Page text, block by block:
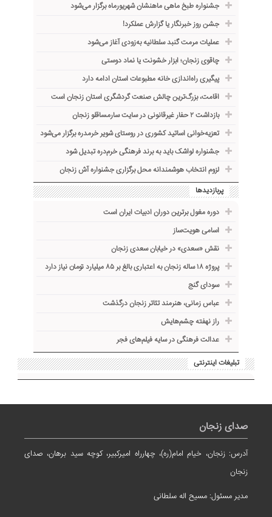
جشنواره طبخ ماهی ماهنشان شهریورماه برگزار می‌شود
جشن روز خبرنگار یا گزارش عملکرد!
عملیات مرمت گنبد سلطانیه به‌زودی آغاز می‌شود
چاقوی زنجان؛ ابزار خشونت یا نماد دوستی
پیگیری راه‌اندازی خانه مطبوعات استان ادامه دارد
اقامت، بزرگ‌ترین چالش صنعت گردشگری استان زنجان است
بازداشت ۲ حفار غیرقانونی در سایت سارمساقلو زنجان
تعزیه‌خوانی اساتید کشوری در روستای شویر خرمدره برگزار می‌شود
جشنواره لواشک باید به برند فرهنگی خرم‌دره تبدیل شود
لزوم انتخاب هوشمندانه محل برگزاری جشنواره آش زنجان
پربازدیدها
دوره مغول برترین دوران ادبیات ایران است
اسامی هویت‌ساز
نقش «سعدی» در خیابان سعدی زنجان
پروژه ۱۸ ساله زنجان به اعتباری بالغ بر ۸۵ میلیارد تومان نیاز دارد
سودای گنج
عباس زمانی، هنرمند تئاتر زنجان درگذشت
راز نهفته چشم‌هایش
عدالت فرهنگی در سایه فیلم‌های فجر
تبلیغات اینترنتی
صدای زنجان
آدرس: زنجان، خیام امام(ره)، چهارراه امیرکبیر، کوچه سید برهان، صدای
زنجان
مدیر مسئول: مسیح اله سلطانی